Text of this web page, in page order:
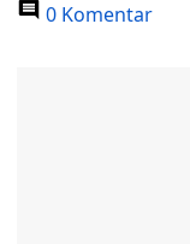
0 Komentar